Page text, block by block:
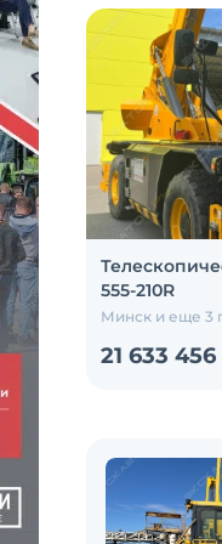
555-210R
Минск и еще 3
21 633 456